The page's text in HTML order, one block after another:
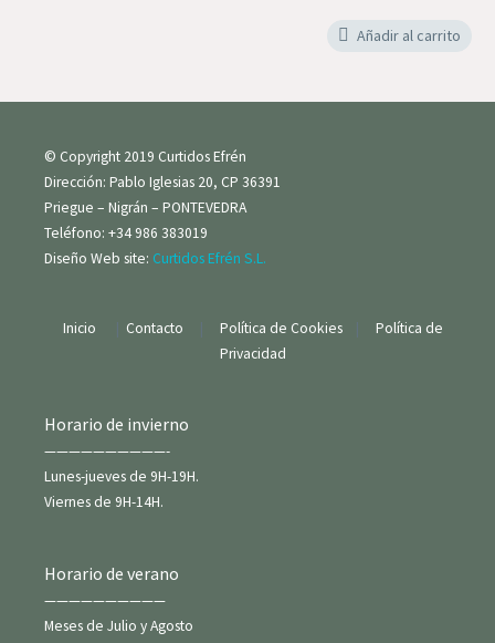
Añadir al carrito
© Copyright 2019 Curtidos Efrén
Dirección: Pablo Iglesias 20, CP 36391
Priegue – Nigrán – PONTEVEDRA
Teléfono: +34 986 383019
Diseño Web site: Curtidos Efrén S.L.
Inicio | Contacto | Política de Cookies |
Política de
Privacidad
Horario de invierno
——————————-
Lunes-jueves de 9H-19H.
Viernes de 9H-14H.
Horario de verano
——————————
Meses de Julio y Agosto